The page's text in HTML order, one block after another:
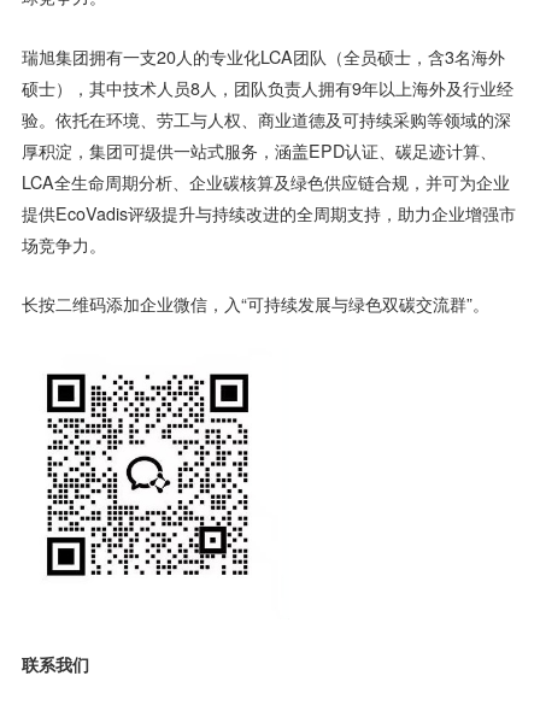
瑞旭集团拥有一支20人的专业化LCA团队（全员硕士，含3名海外
硕士），其中技术人员8人，团队负责人拥有9年以上海外及行业经
验。依托在环境、劳工与人权、商业道德及可持续采购等领域的深
厚积淀，集团可提供一站式服务，涵盖EPD认证、碳足迹计算、
LCA全生命周期分析、企业碳核算及绿色供应链合规，并可为企业
提供EcoVadis评级提升与持续改进的全周期支持，助力企业增强市
场竞争力。
长按二维码添加企业微信，入“可持续发展与绿色双碳交流群”。
联系我们